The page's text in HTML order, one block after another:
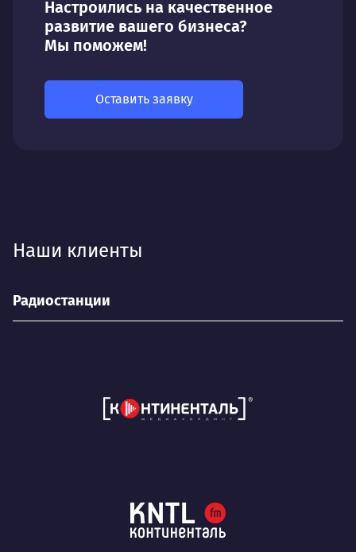
Настроились на качественное
развитие вашего бизнеса?
Мы поможем!
Оставить заявку
Наши клиенты
Радиостанции